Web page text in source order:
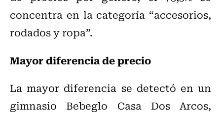
concentra en la categoría “accesorios,
rodados y ropa”.
Mayor diferencia de precio
La mayor diferencia se detectó en un
gimnasio Bebeglo Casa Dos Arcos,